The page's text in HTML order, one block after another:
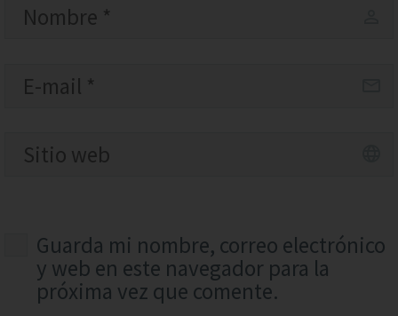
Guarda mi nombre, correo electrónico
y web en este navegador para la
próxima vez que comente.